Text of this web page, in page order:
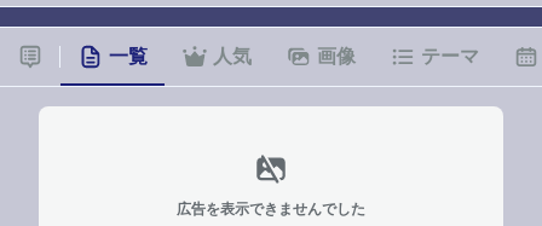
一覧 人気 画像 テーマ
広告を表示できませんでした